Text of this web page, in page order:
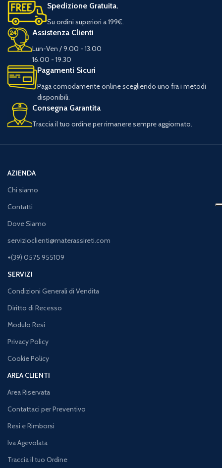
Spedizione Gratuita.
Su ordini superiori a 199€.
Assistenza Clienti
Lun-Ven / 9.00 - 13.00
16.00 - 19.30
Pagamenti Sicuri
Paga comodamente online scegliendo uno fra i metodi
disponibili.
Consegna Garantita
Traccia il tuo ordine per rimanere sempre aggiornato.
AZIENDA
Chi siamo
Contatti
Dove Siamo
servizioclienti@materassireti.com
+(39) 0575 955109
SERVIZI
Condizioni Generali di Vendita
Diritto di Recesso
Modulo Resi
Privacy Policy
Cookie Policy
AREA CLIENTI
Area Riservata
Contattaci per Preventivo
Resi e Rimborsi
Iva Agevolata
Traccia il tuo Ordine